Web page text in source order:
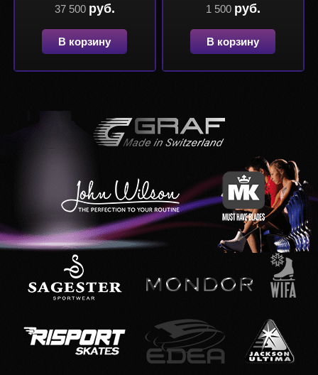
37 500 руб.
В корзину
1 500 руб.
В корзину